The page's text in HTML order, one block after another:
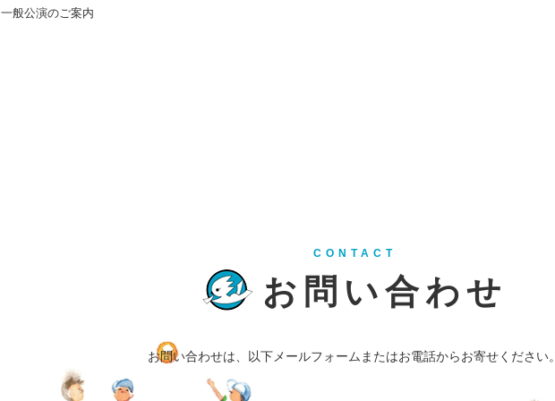
一般公演のご案内
CONTACT
お問い合わせ
お問い合わせは、以下メールフォームまたはお電話からお寄せください